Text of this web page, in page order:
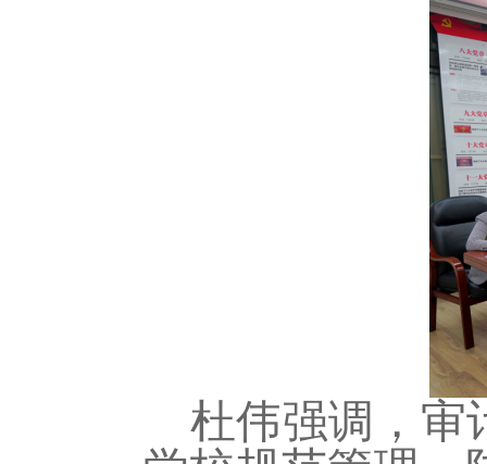
杜伟强调，审